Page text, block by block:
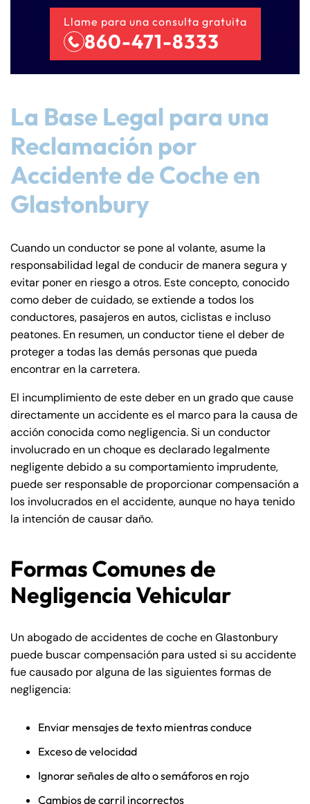
Llame para una consulta gratuita
860-471-8333
La Base Legal para una
Reclamación por
Accidente de Coche en
Glastonbury
Cuando un conductor se pone al volante, asume la
responsabilidad legal de conducir de manera segura y
evitar poner en riesgo a otros. Este concepto, conocido
como deber de cuidado, se extiende a todos los
conductores, pasajeros en autos, ciclistas e incluso
peatones. En resumen, un conductor tiene el deber de
proteger a todas las demás personas que pueda
encontrar en la carretera.
El incumplimiento de este deber en un grado que cause
directamente un accidente es el marco para la causa de
acción conocida como negligencia. Si un conductor
involucrado en un choque es declarado legalmente
negligente debido a su comportamiento imprudente,
puede ser responsable de proporcionar compensación a
los involucrados en el accidente, aunque no haya tenido
la intención de causar daño.
Formas Comunes de
Negligencia Vehicular
Un abogado de accidentes de coche en Glastonbury
puede buscar compensación para usted si su accidente
fue causado por alguna de las siguientes formas de
negligencia:
Enviar mensajes de texto mientras conduce
Exceso de velocidad
Ignorar señales de alto o semáforos en rojo
Cambios de carril incorrectos